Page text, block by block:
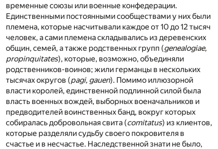
временные союзы или военные конфедерации.
Единственными постоянными сообществами у них были
племена, которые насчитывали каждое от 10 до 12 тысяч
человек, а сами племена складывались из деревенских
общин, семей, а также родственных групп (genealogiae,
propinquitates), которые, возможно, объединяли
родственников-воинов; жили германцы в нескольких
тысячах округов (pagi, gauen). Помимо иллюзорной
власти королей, единственной подлинной силой была
власть военных вождей, выборных военачальников и
предводителей воинственных банд, вокруг которых
собиралась добровольная свита (comitatus) из клиентов,
которые разделяли судьбу своего покровителя в
счастье и в несчастье. Наследственной знати не было,